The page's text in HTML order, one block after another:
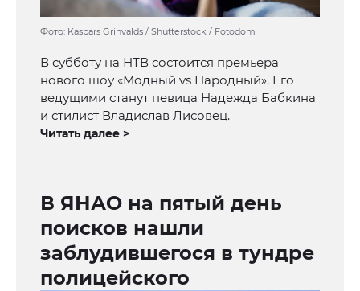
Фото: Kaspars Grinvalds / Shutterstock / Fotodom
В субботу на НТВ состоится премьера
нового шоу «Модный vs Народный». Его
ведущими станут певица Надежда Бабкина
и стилист Владислав Лисовец.
Читать далее >
В ЯНАО на пятый день
поисков нашли
заблудившегося в тундре
полицейского